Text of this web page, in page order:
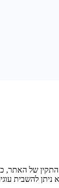
התקין של האתר,
להשבית